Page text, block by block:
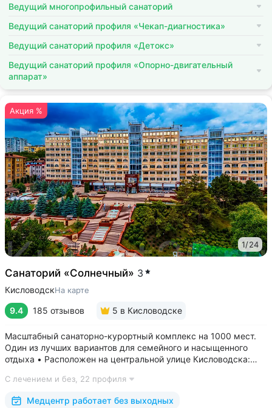
Ведущий многопрофильный санаторий
Ведущий санаторий профиля «Чекап-диагностика»
Ведущий санаторий профиля «Детокс»
Ведущий санаторий профиля «Опорно-двигательный
аппарат»
Акция %
1/24
Санаторий «Солнечный» 3
КисловодскНа карте
9.4 185 отзывов 5 в Кисловодске
Масштабный санаторно-курортный комплекс на 1000 мест.
Один из лучших вариантов для семейного и насыщенного
отдыха • Расположен на центральной улице Кисловодска:
за 15 минут • Бесплатный трансфер до Курортного парка
и основных достопримечательностей...
С лечением и без, 22 профиля
Медцентр работает без выходных